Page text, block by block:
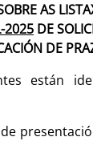
AS
2025 DE
DE
están